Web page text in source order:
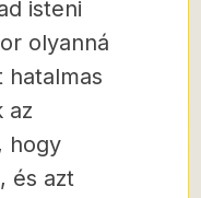
isteni
olyanná
hatalmas
az
hogy
és azt